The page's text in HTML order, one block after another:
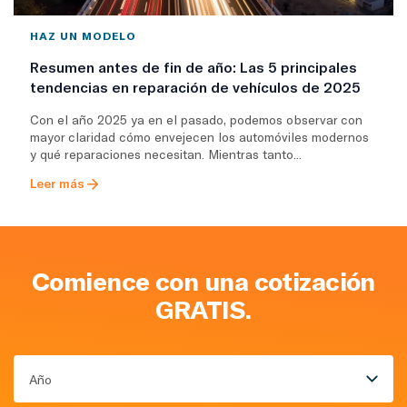
HAZ UN MODELO
Resumen antes de fin de año: Las 5 principales
tendencias en reparación de vehículos de 2025
Con el año 2025 ya en el pasado, podemos observar con
mayor claridad cómo envejecen los automóviles modernos
y qué reparaciones necesitan. Mientras tanto...
Leer más
Comience con una cotización
GRATIS.
Año